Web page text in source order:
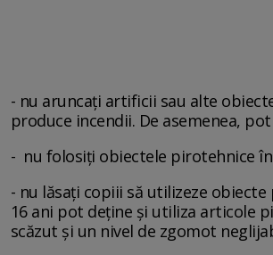
- nu aruncați artificii sau alte
produce incendii. De asemenea,
- nu folosiți obiectele pirotehnice
- nu lăsați copiii să utilizeze
16 ani pot deţine şi utiliza articole
scăzut şi un nivel de zgomot